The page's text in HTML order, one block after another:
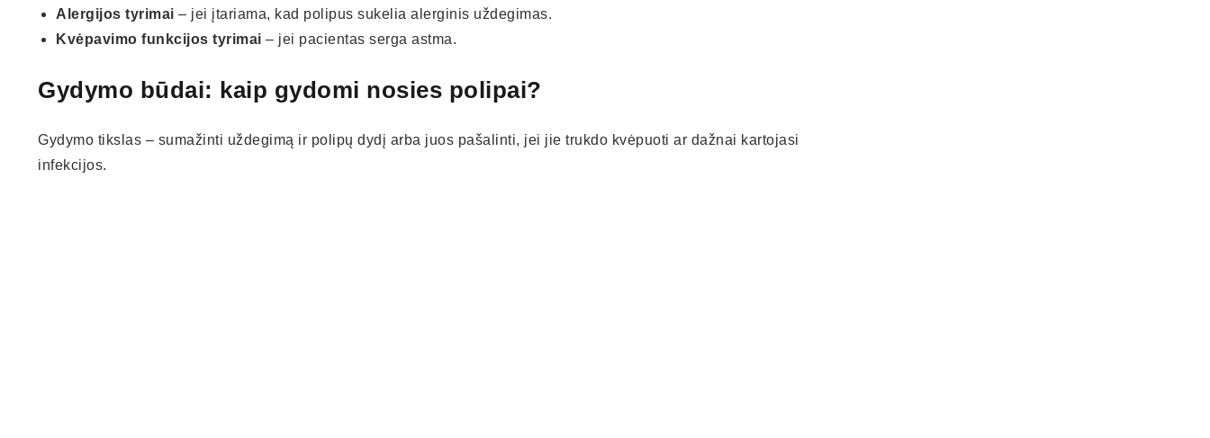
Alergijos tyrimai – jei įtariama, kad polipus sukelia alerginis uždegimas.
Kvėpavimo funkcijos tyrimai – jei pacientas serga astma.
Gydymo būdai: kaip gydomi nosies polipai?
Gydymo tikslas – sumažinti uždegimą ir polipų dydį arba juos pašalinti, jei jie trukdo kvėpuoti ar dažnai kartojasi
infekcijos.